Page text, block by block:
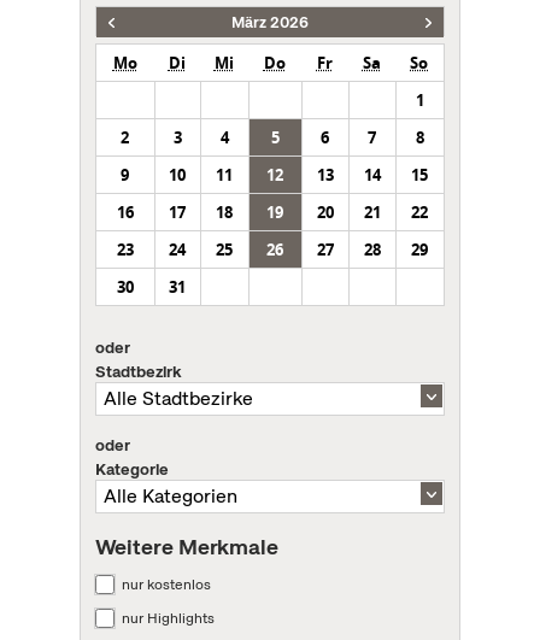
März 2026
Mo Di Mi Do Fr Sa
So
1
2
3 4 5 6 7
8
9
10 11 12 13 14
15
16
17 18 19 20 21
22
23
24 25 26 27 28
29
30
31
oder
Stadtbezirk
oder
Kategorie
Weitere Merkmale
nur kostenlos
nur Highlights